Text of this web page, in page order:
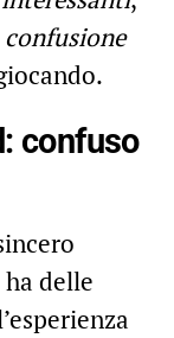
confusione
confuso
delle